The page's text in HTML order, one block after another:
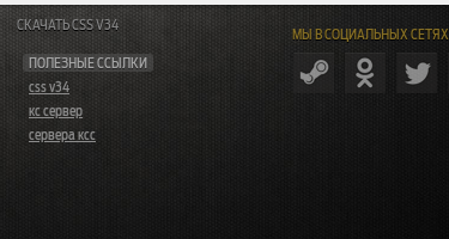
МЫ В СОЦИАЛЬНЫХ СЕТЯХ
ПОЛЕЗНЫЕ ССЫЛКИ
css v34
кс сервер
сервера ксс
СКАЧАТЬ CSS V34